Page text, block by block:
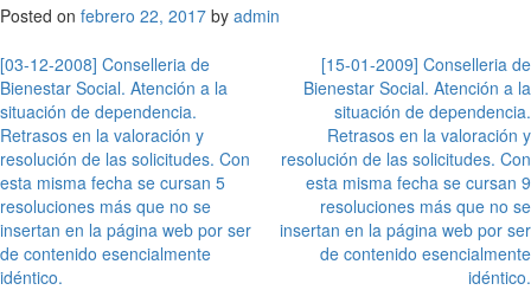
Posted on febrero 22, 2017 by admin
Navegación
de
entradas
[03-12-2008] Conselleria de
Bienestar Social. Atención a la
situación de dependencia.
Retrasos en la valoración y
resolución de las solicitudes. Con
esta misma fecha se cursan 5
resoluciones más que no se
insertan en la página web por ser
de contenido esencialmente
idéntico.
[15-01-2009] Conselleria de
Bienestar Social. Atención a la
situación de dependencia.
Retrasos en la valoración y
resolución de las solicitudes. Con
esta misma fecha se cursan 9
resoluciones más que no se
insertan en la página web por ser
de contenido esencialmente
idéntico.